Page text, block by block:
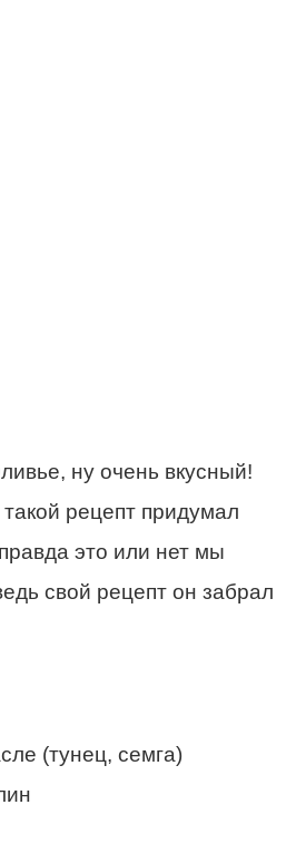
ну очень вкусный!
рецепт придумал
это или нет мы
свой рецепт он забрал
(тунец, семга)